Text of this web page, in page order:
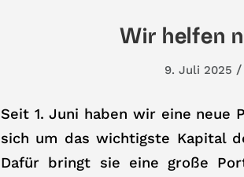
Wir helfen
9. Juli 2025 /
Seit 1. Juni haben wir eine neue
sich um das wichtigste Kapital
Dafür bringt sie eine große